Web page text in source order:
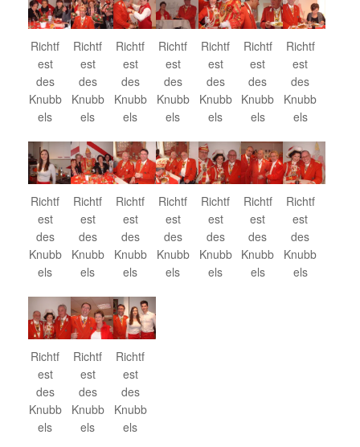
Richtf
est
des
Knubb
els
Richtf
est
des
Knubb
els
Richtf
est
des
Knubb
els
Richtf
est
des
Knubb
els
Richtf
est
des
Knubb
els
Richtf
est
des
Knubb
els
Richtf
est
des
Knubb
els
Richtf
est
des
Knubb
els
Richtf
est
des
Knubb
els
Richtf
est
des
Knubb
els
Richtf
est
des
Knubb
els
Richtf
est
des
Knubb
els
Richtf
est
des
Knubb
els
Richtf
est
des
Knubb
els
Richtf
est
des
Knubb
els
Richtf
est
des
Knubb
els
Richtf
est
des
Knubb
els